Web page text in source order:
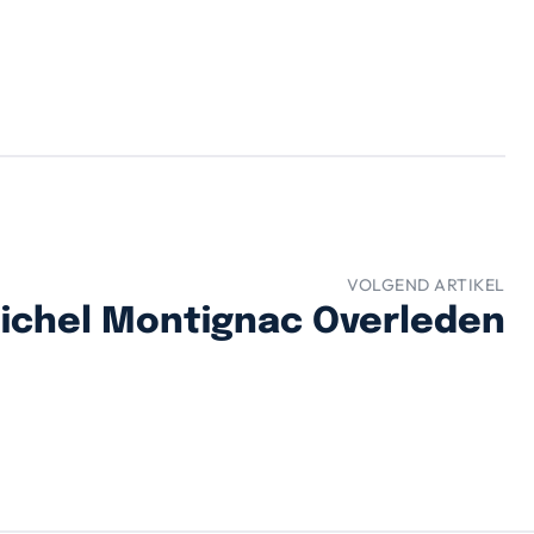
VOLGEND ARTIKEL
Montignac Overleden